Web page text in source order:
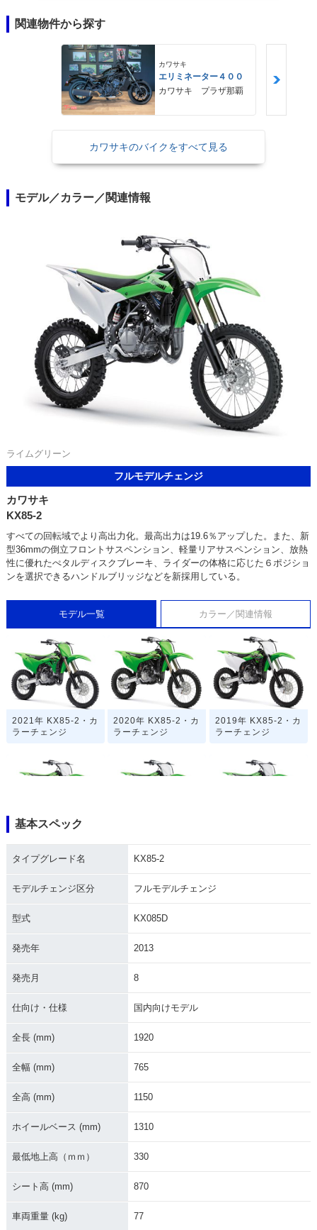
関連物件から探す
カワサキ
エリミネーター４００
カワサキ プラザ那覇
カワサキのバイクをすべて見る
モデル／カラー／関連情報
ライムグリーン
フルモデルチェンジ
カワサキ
KX85-2
すべての回転域でより高出力化。最高出力は19.6％アップした。また、新
型36mmの倒立フロントサスペンション、軽量リアサスペンション、放熱
性に優れたぺタルディスクブレーキ、ライダーの体格に応じた６ポジショ
ンを選択できるハンドルブリッジなどを新採用している。
モデル一覧 カラー／関連情報
2021年 KX85-2・カ
ラーチェンジ
2020年 KX85-2・カ
ラーチェンジ
2019年 KX85-2・カ
ラーチェンジ
イナーチェンジ
ラーチェンジ
ンスターエナジー・
特別・限定仕様
基本スペック
タイプグレード名 KX85-2
モデルチェンジ区分 フルモデルチェンジ
型式 KX085D
発売年 2013
発売月 8
仕向け・仕様 国内向けモデル
全長 (mm) 1920
全幅 (mm) 765
全高 (mm) 1150
ホイールベース (mm) 1310
最低地上高（ｍｍ） 330
シート高 (mm) 870
車両重量 (kg) 77